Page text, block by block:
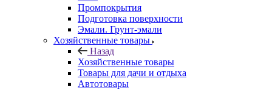
Промпокрытия
Подготовка поверхности
Эмали. Грунт-эмали
Хозяйственные товары
Назад
Хозяйственные товары
Товары для дачи и отдыха
Автотовары